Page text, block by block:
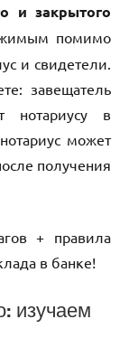
и закрытого
помимо
и свидетели.
завещатель
в
может
получения
изучаем